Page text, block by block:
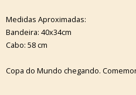
Medidas Aproximadas:
Bandeira: 40x34cm
Cabo: 58 cm
Copa do Mundo chegando.